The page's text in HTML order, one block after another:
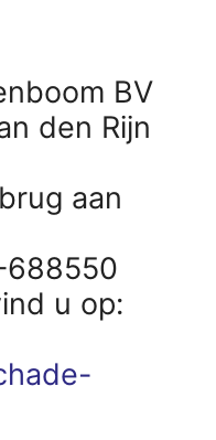
BV
den Rijn
aan
688550
u op: